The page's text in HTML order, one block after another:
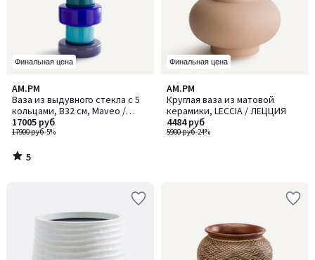
Финальная цена
AM.PM
Ваза из выдувного стекла с 5
кольцами, В32 см, Maveo /
Мавео
17900 руб-5%
17005 руб
5
/
5
5
/
Финальная цена
AM.PM
Круглая ваза из матовой
керамики, LECCIA / ЛЕЦЦИЯ
5900 руб-24%
4484 руб